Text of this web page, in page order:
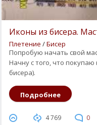
Иконы из бисера.
Плетение /Бисер
Попробую начать свой
Начну с того, что
бисера).
Подробнее
4 769
0